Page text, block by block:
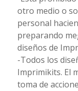
otro medio o
personal
preparando
diseños de
-Todos los
Imprimikits. El
toma de